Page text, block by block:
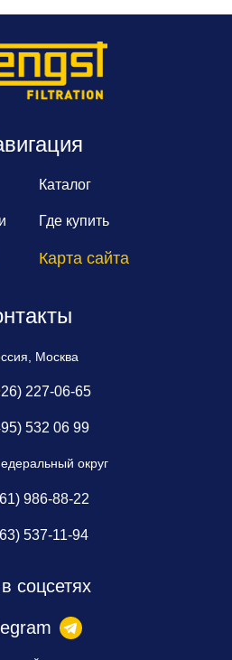
Каталог
Где купить
Карта сайта
соцсетях
537-11-94
986-88-22
округ
227-06-65
532 06 99
Москва